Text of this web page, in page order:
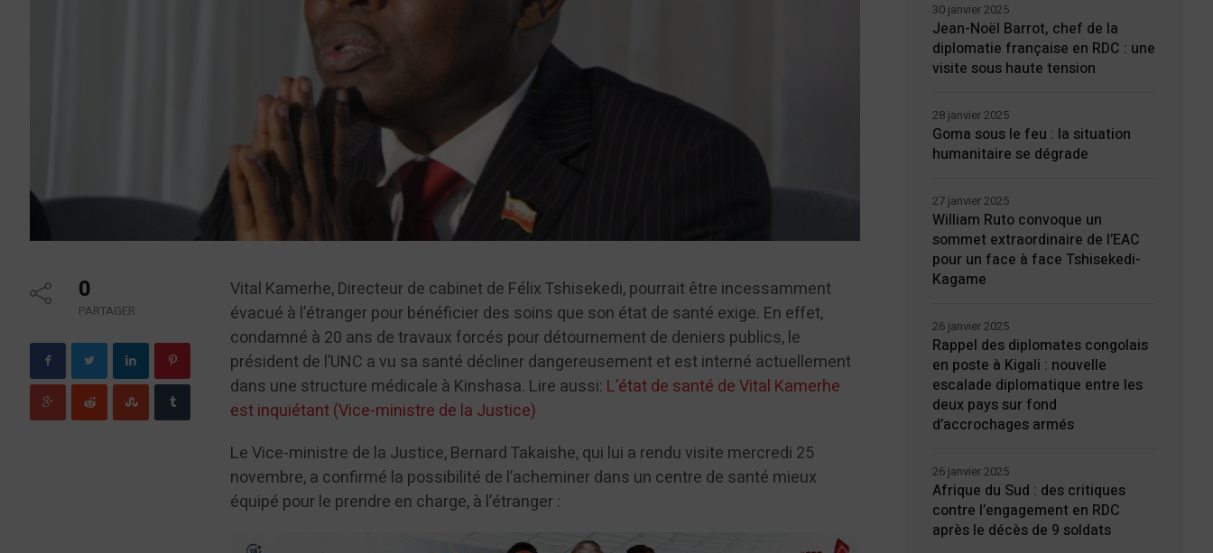
0
PARTAGER
Vital Kamerhe, Directeur de cabinet de Félix Tshisekedi, pourrait être incessamment
évacué à l’étranger pour bénéficier des soins que son état de santé exige. En effet,
condamné à 20 ans de travaux forcés pour détournement de deniers publics, le
président de l’UNC a vu sa santé décliner dangereusement et est interné actuellement
dans une structure médicale à Kinshasa. Lire aussi: L’état de santé de Vital Kamerhe
est inquiétant (Vice-ministre de la Justice)
Le Vice-ministre de la Justice, Bernard Takaishe, qui lui a rendu visite mercredi 25
novembre, a confirmé la possibilité de l’acheminer dans un centre de santé mieux
équipé pour le prendre en charge, à l’étranger :
Jean-Noël Barrot, chef de la
diplomatie française en RDC : une
visite sous haute tension
30 janvier 2025
Goma sous le feu : la situation
humanitaire se dégrade
28 janvier 2025
William Ruto convoque un
sommet extraordinaire de l’EAC
pour un face à face Tshisekedi-
Kagame
27 janvier 2025
Rappel des diplomates congolais
en poste à Kigali : nouvelle
escalade diplomatique entre les
deux pays sur fond
d’accrochages armés
26 janvier 2025
Afrique du Sud : des critiques
contre l’engagement en RDC
après le décès de 9 soldats
26 janvier 2025